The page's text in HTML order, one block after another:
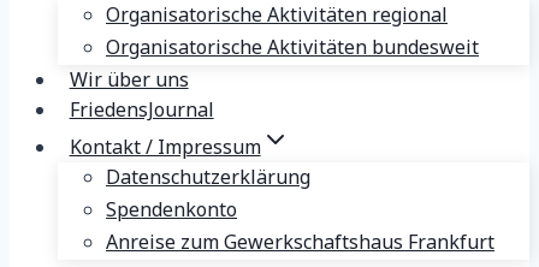
Organisatorische Aktivitäten regional
Organisatorische Aktivitäten bundesweit
Wir über uns
FriedensJournal
Kontakt / Impressum
Datenschutzerklärung
Spendenkonto
Anreise zum Gewerkschaftshaus Frankfurt